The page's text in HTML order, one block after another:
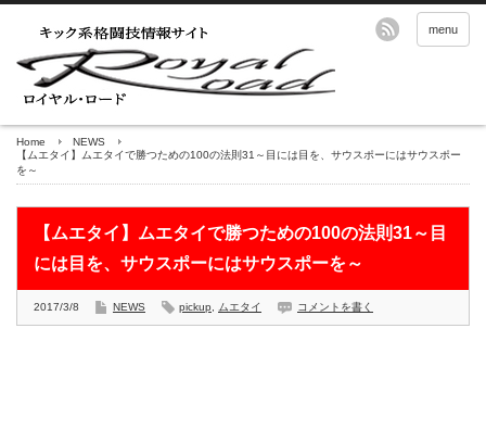
menu
Home
NEWS
【ムエタイ】ムエタイで勝つための100の法則31～目には目を、サウスポーにはサウスポー
を～
【ムエタイ】ムエタイで勝つための100の法則31～目
には目を、サウスポーにはサウスポーを～
2017/3/8 NEWS pickup ムエタイ コメントを書く